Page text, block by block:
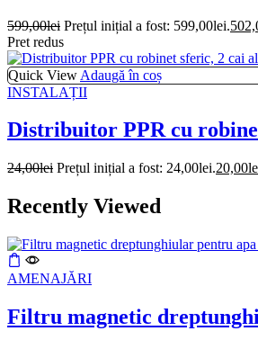
599,00lei Prețul inițial a fost: 599,00lei.
Pret redus
Quick View Adaugă în coș
INSTALAȚII
Distribuitor PPR cu
24,00lei Prețul inițial a fost: 24,00lei.20,00
Recently Viewed
AMENAJĂRI
Filtru magnetic